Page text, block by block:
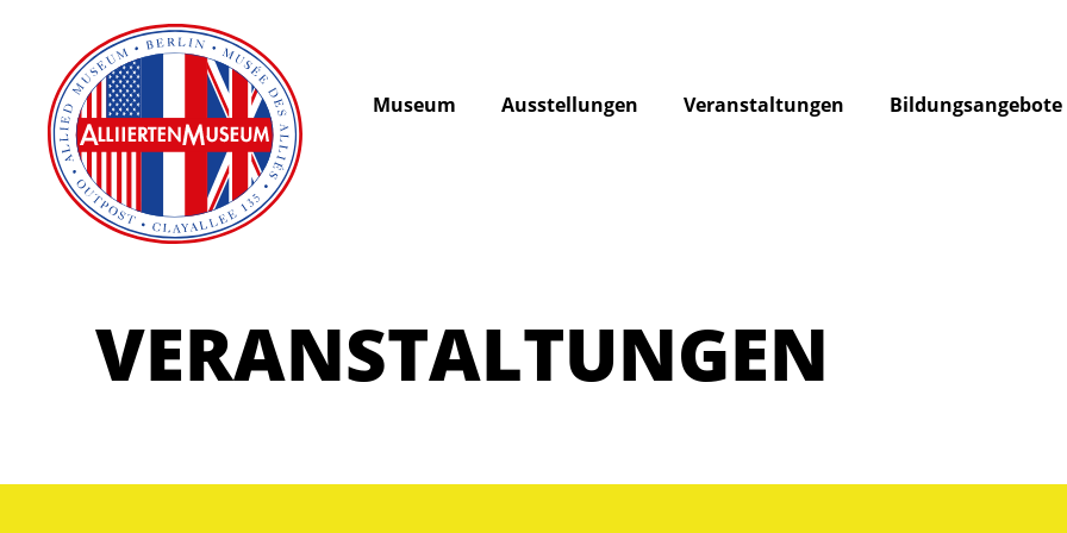
Museum Ausstellungen Veranstaltungen Bildungsangebote
VERANSTALTUNGEN